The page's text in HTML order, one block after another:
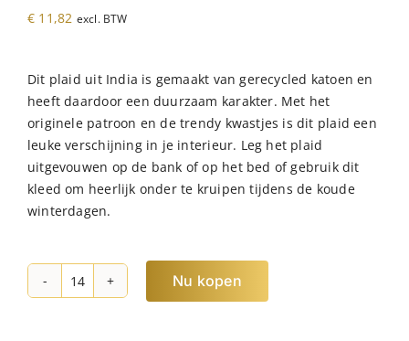
€ 11,82 excl. BTW
Dit plaid uit India is gemaakt van gerecycled katoen en
heeft daardoor een duurzaam karakter. Met het
originele patroon en de trendy kwastjes is dit plaid een
leuke verschijning in je interieur. Leg het plaid
uitgevouwen op de bank of op het bed of gebruik dit
kleed om heerlijk onder te kruipen tijdens de koude
winterdagen.
JENS
Nu kopen